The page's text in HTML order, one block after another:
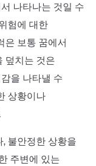
나타나는 것일 수
험에 대한
은 보통 꿈에서
덮치는 것은
을 나타낼 수
상황이나
불안정한 상황을
주변에 있는